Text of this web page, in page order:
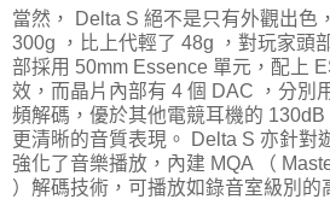
當然， Delta S 絕不是只有外觀出色
300g ，比上代輕了 48g ，對玩家頭
部採用 50mm Essence 單元，配上
效，而晶片內部有 4 個 DAC ，分別
頻解碼，優於其他電競耳機的
更清晰的音質表現。 Delta S 亦針對
強化了音樂播放，內建 MQA （
）解碼技術，可播放如錄音室級別的